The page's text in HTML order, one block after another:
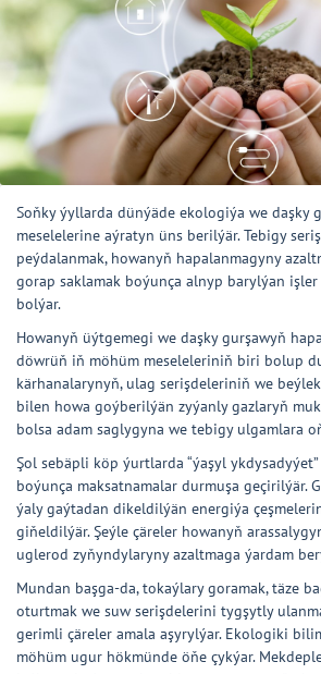
Soňky ýyllarda dünýäde ekologiýa we daşky
meselelerine aýratyn üns berilýär. Tebigy
peýdalanmak, howanyň hapalanmagyny
gorap saklamak boýunça alnyp barylýan
bolýar.
Howanyň üýtgemegi we daşky gurşawyň
döwrüň iň möhüm meseleleriniň biri bolup
kärhanalarynyň, ulag serişdeleriniň we
bilen howa goýberilýän zyýanly gazlaryň
bolsa adam saglygyna we tebigy ulgamlara
Şol sebäpli köp ýurtlarda “ýaşyl
boýunça maksatnamalar durmuşa geçirilýär.
ýaly gaýtadan dikeldilýän energiýa
giňeldilýär. Şeýle çäreler howanyň
uglerod zyňyndylaryny azaltmaga ýardam
Mundan başga-da, tokaýlary goramak, täze
oturtmak we suw serişdelerini tygşytly
gerimli çäreler amala aşyrylýar. Ekologiki
möhüm ugur hökmünde öňe çykýar.